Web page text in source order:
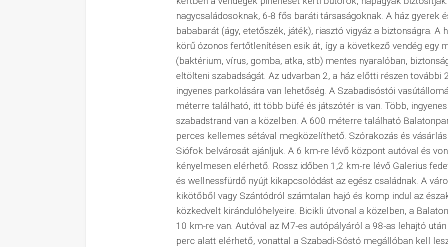
nagycsaládosoknak, 6-8 fős baráti társaságoknak. A ház gyerek
bababarát (ágy, etetőszék, játék), riasztó vigyáz a biztonságra. A
körű ózonos fertőtlenítésen esik át, így a következő vendég egy
(baktérium, vírus, gomba, atka, stb) mentes nyaralóban,
eltölteni szabadságát. Az udvarban 2, a ház előtti részen további
ingyenes parkolására van lehetőség. A Szabadisóstói
méterre található, itt több büfé és játszótér is van. Több, ingyenes
szabadstrand van a közelben. A 600 méterre található
perces kellemes sétával megközelíthető. Szórakozás és
Siófok belvárosát ajánljuk. A 6 km-re lévő központ autóval és
kényelmesen elérhető. Rossz időben 1,2 km-re lévő Galerius
és wellnessfürdő nyújt kikapcsolódást az egész családnak. A
kikötőből vagy Szántódról számtalan hajó és komp indul az
közkedvelt kirándulóhelyeire. Bicikli útvonal a közelben, a
10 km-re van. Autóval az M7-es autópályáról a 98-as lehajtó
perc alatt elérhető, vonattal a Szabadi-Sóstó megállóban kell